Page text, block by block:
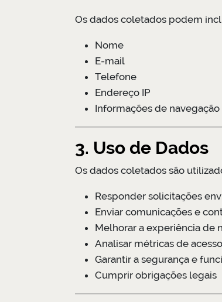
Os dados coletados podem
Nome
E-mail
Telefone
Endereço IP
Informações de navegação
3. Uso de Dados
Os dados coletados são
Responder solicitações
Enviar comunicações e
Melhorar a experiência de
Analisar métricas de
Garantir a segurança e
Cumprir obrigações legais